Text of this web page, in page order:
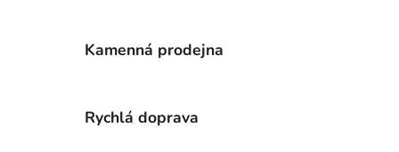
Kamenná prodejna
Rychlá doprava